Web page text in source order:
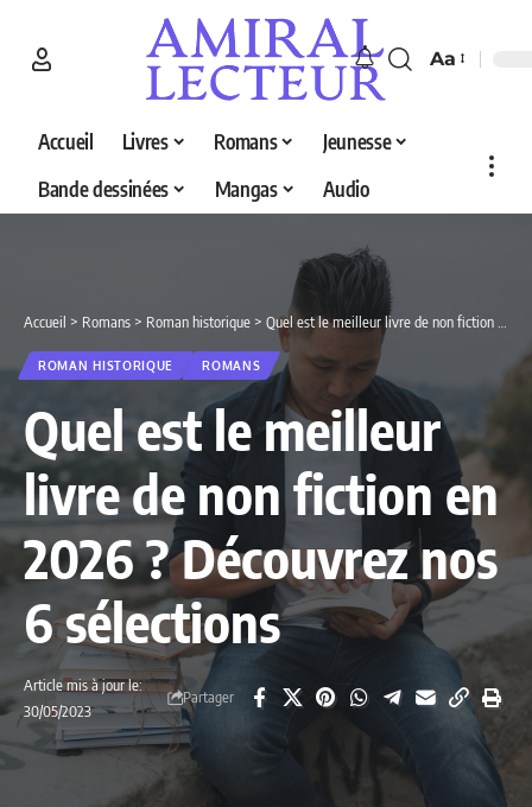
Aa
Accueil Livres Romans
Jeunesse
Bande dessinées
Mangas Audio
Accueil > Romans > Roman historique > Quel est le meilleur livre de non fiction en 2026 ? Découvrez nos 6 sélections
ROMAN HISTORIQUE ROMANS
Quel est le meilleur
livre de non fiction en
2026 ? Découvrez nos
6 sélections
Article mis à jour le:
30/05/2023
Partager